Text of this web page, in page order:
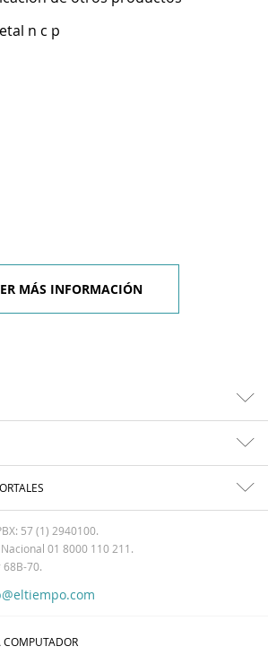
n c p
MÁS INFORMACIÓN
57 (1) 2940100.
01 8000 110 211.
68B-70.
COMPUTADOR